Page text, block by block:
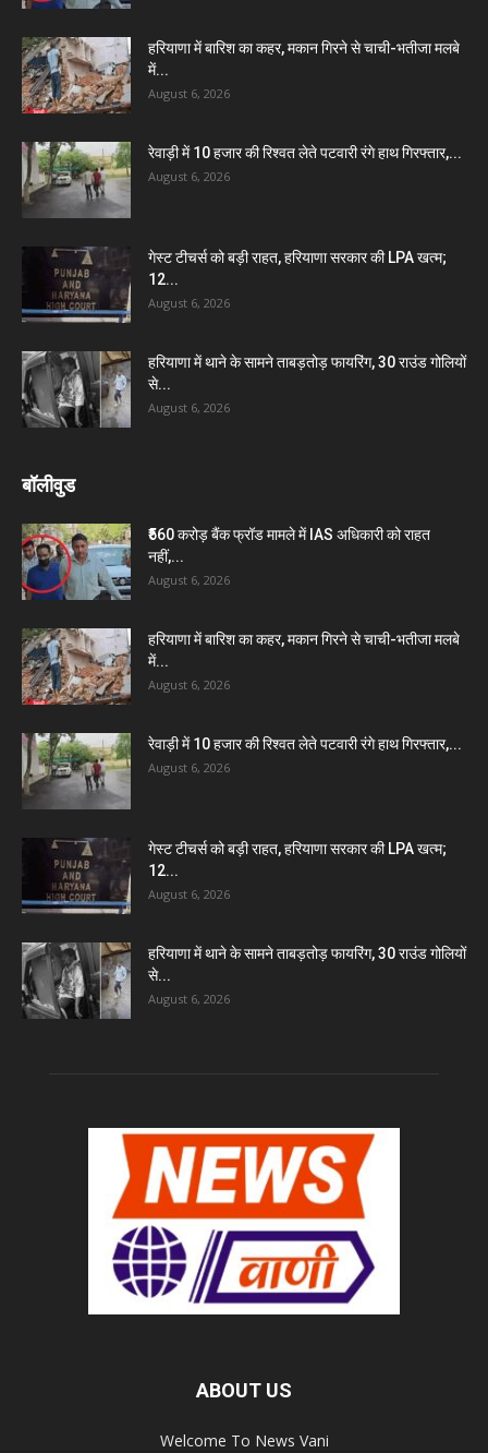
हरियाणा में बारिश का कहर, मकान गिरने से चाची-भतीजा मलबे
में...
August 6, 2026
रेवाड़ी में 10 हजार की रिश्वत लेते पटवारी रंगे हाथ गिरफ्तार,...
August 6, 2026
गेस्ट टीचर्स को बड़ी राहत, हरियाणा सरकार की LPA खत्म;
12...
August 6, 2026
हरियाणा में थाने के सामने ताबड़तोड़ फायरिंग, 30 राउंड गोलियों
से...
August 6, 2026
बॉलीवुड
₹560 करोड़ बैंक फ्रॉड मामले में IAS अधिकारी को राहत
नहीं,...
August 6, 2026
हरियाणा में बारिश का कहर, मकान गिरने से चाची-भतीजा मलबे
में...
August 6, 2026
रेवाड़ी में 10 हजार की रिश्वत लेते पटवारी रंगे हाथ गिरफ्तार,...
August 6, 2026
गेस्ट टीचर्स को बड़ी राहत, हरियाणा सरकार की LPA खत्म;
12...
August 6, 2026
हरियाणा में थाने के सामने ताबड़तोड़ फायरिंग, 30 राउंड गोलियों
से...
August 6, 2026
ABOUT US
Welcome To News Vani